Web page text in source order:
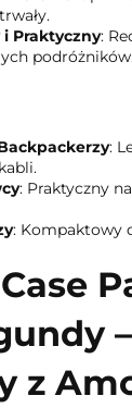
i Praktyczny:
:
: Praktyczny
: Kompaktowy
z